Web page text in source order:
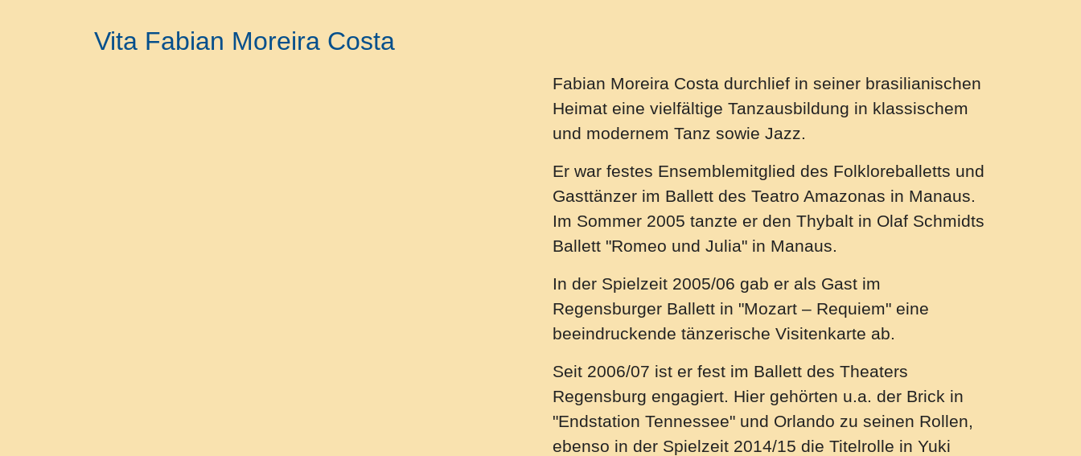
Vita Fabian Moreira Costa
Fabian Moreira Costa durchlief in seiner brasilianischen
Heimat eine vielfältige Tanzausbildung in klassischem
und modernem Tanz sowie Jazz.
Er war festes Ensemblemitglied des Folkloreballetts und
Gasttänzer im Ballett des Teatro Amazonas in Manaus.
Im Sommer 2005 tanzte er den Thybalt in Olaf Schmidts
Ballett "Romeo und Julia" in Manaus.
In der Spielzeit 2005/06 gab er als Gast im
Regensburger Ballett in "Mozart – Requiem" eine
beeindruckende tänzerische Visitenkarte ab.
Seit 2006/07 ist er fest im Ballett des Theaters
Regensburg engagiert. Hier gehörten u.a. der Brick in
"Endstation Tennessee" und Orlando zu seinen Rollen,
ebenso in der Spielzeit 2014/15 die Titelrolle in Yuki